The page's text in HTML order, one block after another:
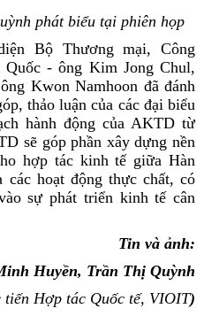
phát biểu tại phiên họp
Bộ Thương mại, Công
Quốc - ông Kim Jong Chul,
ông Kwon Namhoon đãđánh
thảo luận của các đại biểu
hành động của AKTD từ
sẽ góp phần xây dựng nền
hợp tác kinh tế giữa Hàn
các hoạt động thực chất, có
sự phát triển kinh tế cân
Tin và ảnh:
Huyền, Trần Thị Quỳnh
tiến Hợp tác Quốc tế, VIOIT)